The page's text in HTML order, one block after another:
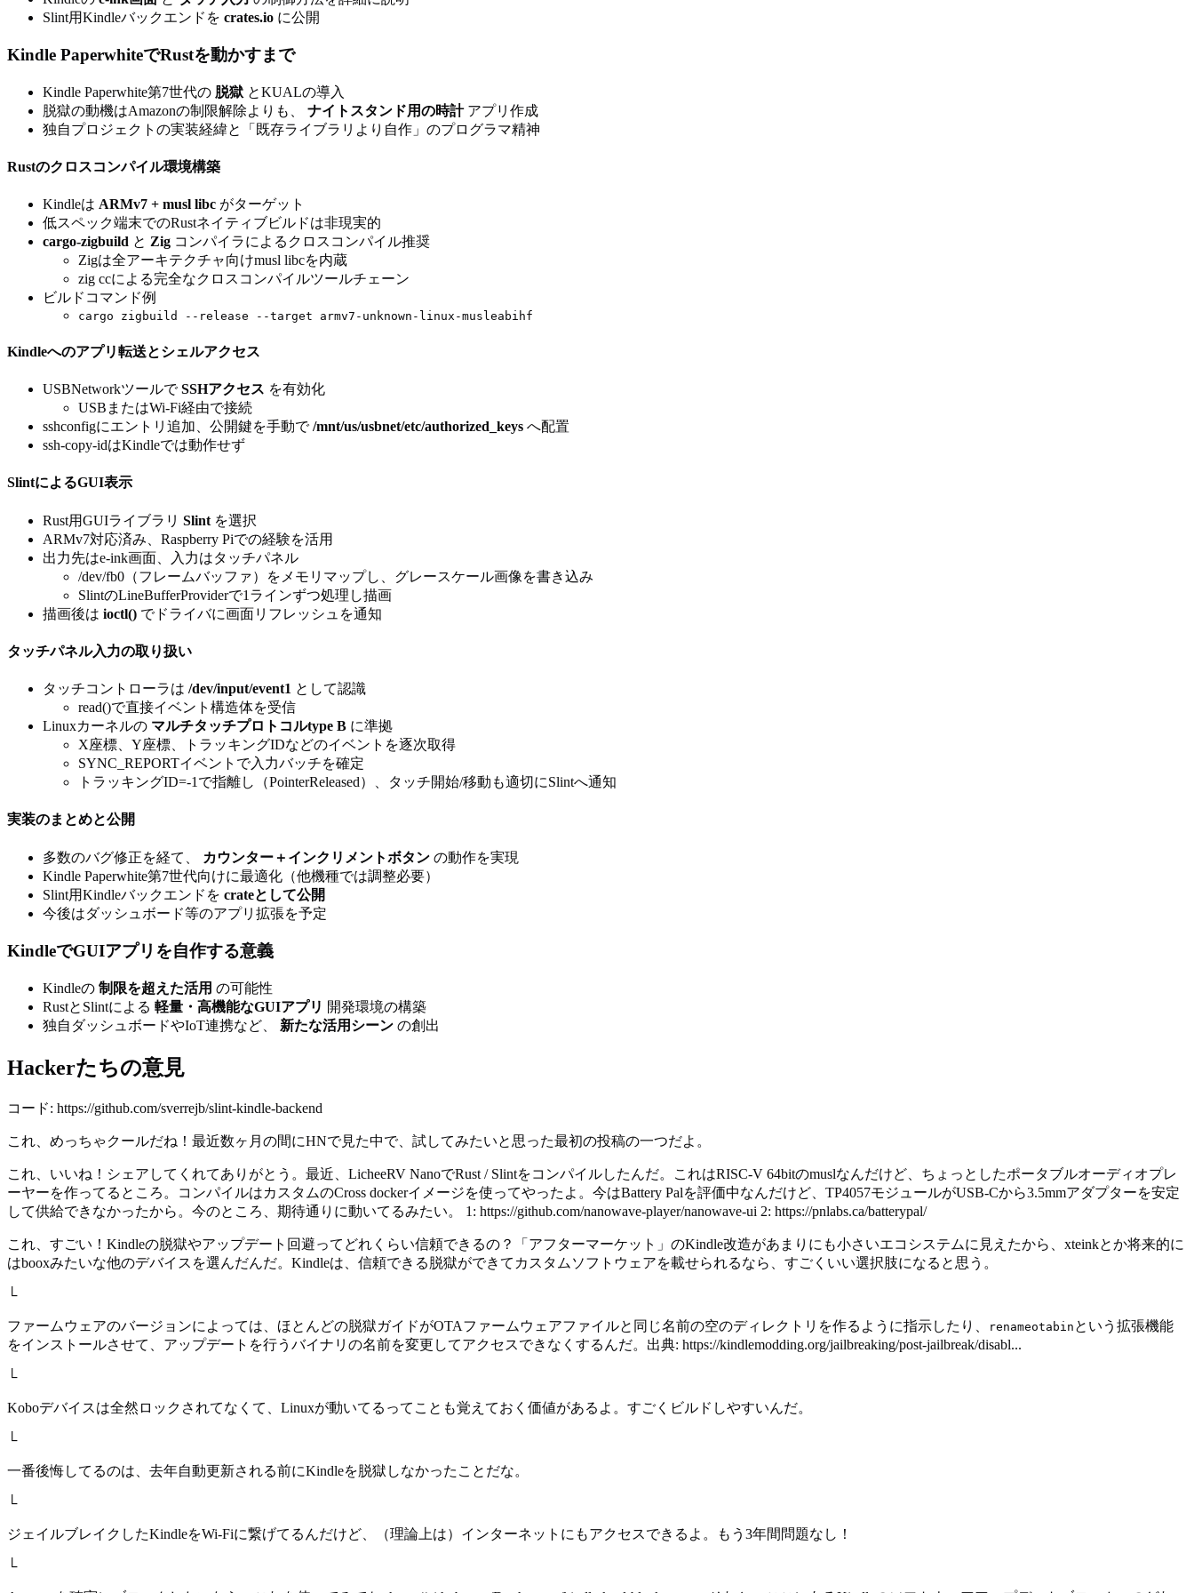
Slint用Kindleバックエンドを crates.io に公開
Kindle PaperwhiteでRustを動かすまで
Kindle Paperwhite第7世代の 脱獄 とKUALの導入
脱獄の動機はAmazonの制限解除よりも、 ナイトスタンド用の時計アプリ作成
独自プロジェクトの実装経緯と「既存ライブラリより自作」のプログラマ精神
Rustのクロスコンパイル環境構築
Kindleは ARMv7 + musl libc がターゲット
低スペック端末でのRustネイティブビルドは非現実的
cargo-zigbuild と Zig コンパイラによるクロスコンパイル推奨
Zigは全アーキテクチャ向けmusl libcを内蔵
zig ccによる完全なクロスコンパイルツールチェーン
ビルドコマンド例
cargo zigbuild --release --target armv7-unknown-linux-musleabihf
Kindleへのアプリ転送とシェルアクセス
USBNetworkツールでSSHアクセス を有効化
USBまたはWi-Fi経由で接続
sshconfigにエントリ追加、公開鍵を手動で/mnt/us/usbnet/etc/authorized_keys へ配置
ssh-copy-idはKindleでは動作せず
SlintによるGUI表示
Rust用GUIライブラリ Slint を選択
ARMv7対応済み、Raspberry Piでの経験を活用
出力先はe-ink画面、入力はタッチパネル
/dev/fb0（フレームバッファ）をメモリマップし、グレースケール画像を書き込み
SlintのLineBufferProviderで1ラインずつ処理し描画
描画後は ioctl() でドライバに画面リフレッシュを通知
タッチパネル入力の取り扱い
タッチコントローラは /dev/input/event1 として認識
read()で直接イベント構造体を受信
Linuxカーネルの マルチタッチプロトコルtype B に準拠
X座標、Y座標、トラッキングIDなどのイベントを逐次取得
SYNC_REPORTイベントで入力バッチを確定
トラッキングID=-1で指離し（PointerReleased）、タッチ開始/移動も適切にSlintへ通知
実装のまとめと公開
多数のバグ修正を経て、 カウンター＋インクリメントボタン の動作を実現
Kindle Paperwhite第7世代向けに最適化（他機種では調整必要）
Slint用Kindleバックエンドを crateとして公開
今後はダッシュボード等のアプリ拡張を予定
KindleでGUIアプリを自作する意義
Kindleの 制限を超えた活用 の可能性
RustとSlintによる 軽量・高機能なGUIアプリ 開発環境の構築
独自ダッシュボードやIoT連携など、 新たな活用シーン の創出
Hackerたちの意見
コード: https://github.com/sverrejb/slint-kindle-backend
これ、めっちゃクールだね！最近数ヶ月の間にHNで見た中で、試してみたいと思った最初の投稿の一つだよ。
これ、いいね！シェアしてくれてありがとう。最近、LicheeRV NanoでRust / Slintをコンパイルしたんだ。これはRISC-V 64bitのmuslなんだけど、ちょっとしたポータブルオーディオプレ
ーヤーを作ってるところ。コンパイルはカスタムのCross dockerイメージを使ってやったよ。今はBattery Palを評価中なんだけど、TP4057モジュールがUSB-Cから3.5mmアダプターを安定
して供給できなかったから。今のところ、期待通りに動いてるみたい。 1: https://github.com/nanowave-player/nanowave-ui 2: https://pnlabs.ca/batterypal/
これ、すごい！Kindleの脱獄やアップデート回避ってどれくらい信頼できるの？「アフターマーケット」のKindle改造があまりにも小さいエコシステムに見えたから、xteinkとか将来的に
はbooxみたいな他のデバイスを選んだんだ。Kindleは、信頼できる脱獄ができてカスタムソフトウェアを載せられるなら、すごくいい選択肢になると思う。
└
ファームウェアのバージョンによっては、ほとんどの脱獄ガイドがOTAファームウェアファイルと同じ名前の空のディレクトリを作るように指示したり、 renameotabin という拡張機能
をインストールさせて、アップデートを行うバイナリの名前を変更してアクセスできなくするんだ。出典: https://kindlemodding.org/jailbreaking/post-jailbreak/disabl...
└
Koboデバイスは全然ロックされてなくて、Linuxが動いてるってことも覚えておく価値があるよ。すごくビルドしやすいんだ。
└
一番後悔してるのは、去年自動更新される前にKindleを脱獄しなかったことだな。
└
ジェイルブレイクしたKindleをWi-Fiに繋げてるんだけど、（理論上は）インターネットにもアクセスできるよ。もう3年間問題なし！
└